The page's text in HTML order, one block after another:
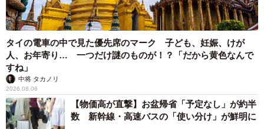
待ち合わせ場所にやってくた隣人の息子 ©️芳野嗣/講談社
タイの電車の中で見た優先席のマーク 子ども、妊娠、けが
人、お年寄り… 一つだけ謎のものが！？「だから黄色なんで
すね」
中将 タカノリ
2026.08.06
【物価高が直撃】お盆帰省「予定なし」が約半
数 新幹線・高速バスの「使い分け」が鮮明に